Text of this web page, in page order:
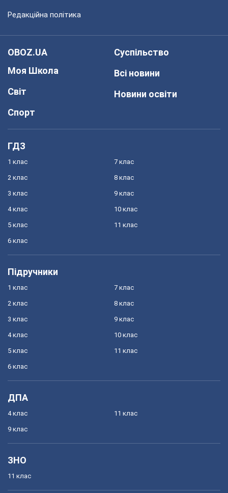
Редакційна політика
OBOZ.UA
Моя Школа
Світ
Спорт
Суспільство
Всі новини
Новини освіти
ГДЗ
1 клас
2 клас
3 клас
4 клас
5 клас
6 клас
7 клас
8 клас
9 клас
10 клас
11 клас
Підручники
1 клас
2 клас
3 клас
4 клас
5 клас
6 клас
7 клас
8 клас
9 клас
10 клас
11 клас
ДПА
4 клас
9 клас
11 клас
ЗНО
11 клас